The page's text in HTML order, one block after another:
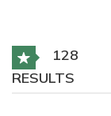
128
RESULTS